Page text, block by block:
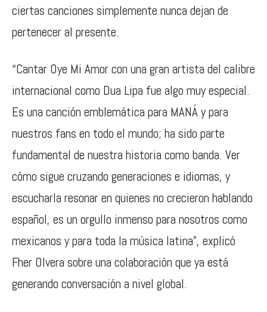
ciertas canciones simplemente nunca dejan de
pertenecer al presente.
“Cantar Oye Mi Amor con una gran artista del calibre
internacional como Dua Lipa fue algo muy especial.
Es una canción emblemática para MANÁ y para
nuestros fans en todo el mundo; ha sido parte
fundamental de nuestra historia como banda. Ver
cómo sigue cruzando generaciones e idiomas, y
escucharla resonar en quienes no crecieron hablando
español, es un orgullo inmenso para nosotros como
mexicanos y para toda la música latina”, explicó
Fher Olvera sobre una colaboración que ya está
generando conversación a nivel global.